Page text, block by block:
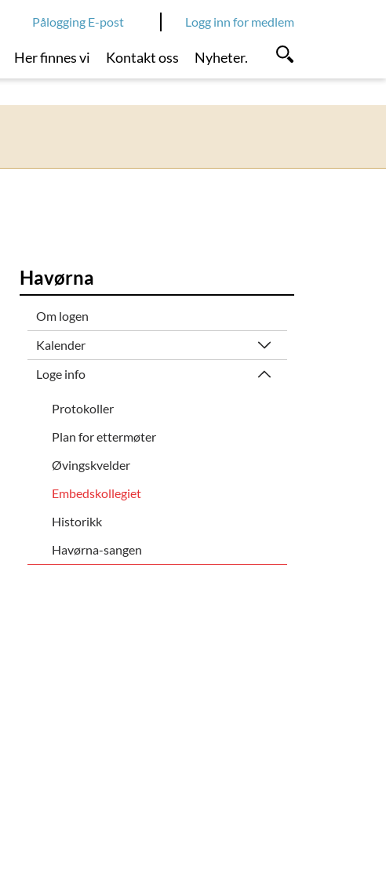
Logg inn for medlem
Pålogging E-post
Her finnes vi Kontakt oss Nyheter.
Havørna
Om logen
Kalender
Loge info
Protokoller
Plan for ettermøter
Øvingskvelder
Embedskollegiet
Historikk
Havørna-sangen